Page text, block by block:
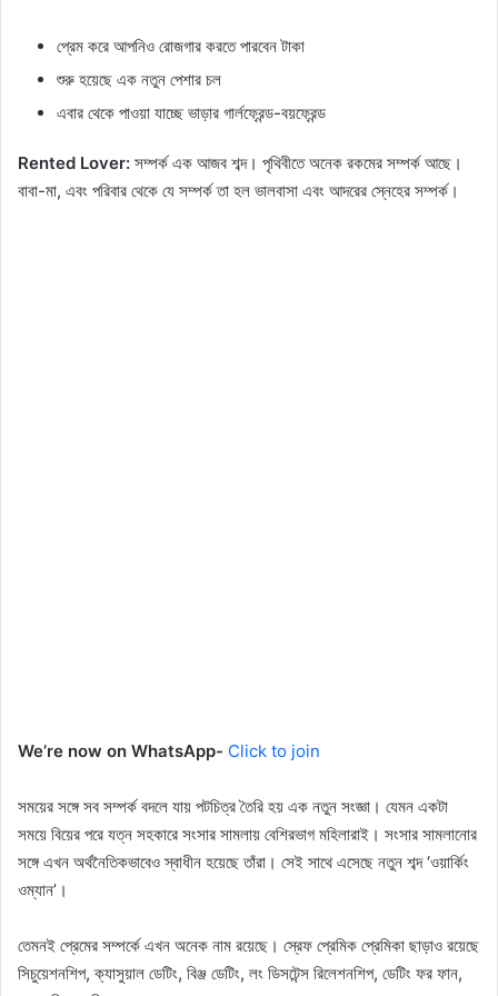
প্রেম করে আপনিও রোজগার করতে পারবেন টাকা
শুরু হয়েছে এক নতুন পেশার চল
এবার থেকে পাওয়া যাচ্ছে ভাড়ার গার্লফ্রেন্ড-বয়ফ্রেন্ড
Rented Lover: সম্পর্ক এক আজব শব্দ। পৃথিবীতে অনেক রকমের সম্পর্ক আছে।
বাবা-মা, এবং পরিবার থেকে যে সম্পর্ক তা হল ভালবাসা এবং আদরের স্নেহের সম্পর্ক।
We’re now on WhatsApp- Click to join
সময়ের সঙ্গে সব সম্পর্ক বদলে যায় পটচিত্র তৈরি হয় এক নতুন সংজ্ঞা। যেমন একটা
সময়ে বিয়ের পরে যত্ন সহকারে সংসার সামলায় বেশিরভাগ মহিলারাই। সংসার সামলানোর
সঙ্গে এখন অর্থনৈতিকভাবেও স্বাধীন হয়েছে তাঁরা। সেই সাথে এসেছে নতুন শব্দ ‘ওয়ার্কিং
ওম্যান’।
তেমনই প্রেমের সম্পর্কে এখন অনেক নাম রয়েছে। স্রেফ প্রেমিক প্রেমিকা ছাড়াও রয়েছে
সিচুয়েশনশিপ, ক্যাসুয়াল ডেটিং, বিঞ্জ ডেটিং, লং ডিসটেন্স রিলেশনশিপ, ডেটিং ফর ফান,